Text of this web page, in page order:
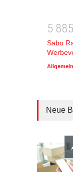
5 885
Sabo
Allgemein
Neue